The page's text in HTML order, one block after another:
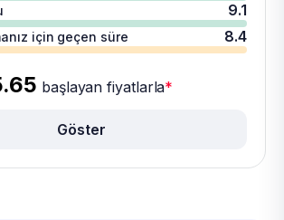
9.1
için geçen süre 8.4
başlayan fiyatlarla*
Göster